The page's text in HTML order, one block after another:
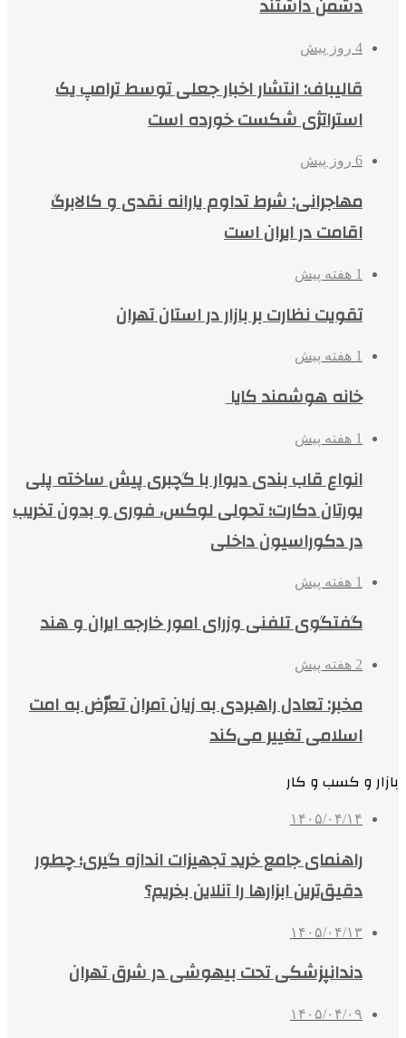
دشمن داشتند
4 روز پیش
قالیباف: انتشار اخبار جعلی توسط ترامپ یک
استراتژی شکست خورده است
6 روز پیش
مهاجرانی: شرط تداوم یارانه نقدی و کالابرگ
اقامت در ایران است
1 هفته پیش
تقویت نظارت بر بازار در استان تهران
1 هفته پیش
خانه هوشمند کایا
1 هفته پیش
انواع قاب بندی دیوار با گچبری پیش ساخته پلی
یورتان دکارت؛ تحولی لوکس، فوری و بدون تخریب
در دکوراسیون داخلی
1 هفته پیش
گفتگوی تلفنی وزرای امور خارجه ایران و هند
2 هفته پیش
مخبر: تعادل راهبردی به زیان آمران تعرّض به امت
اسلامی تغییر می‌کند
بازار و کسب و کار
۱۴۰۵/۰۴/۱۴
راهنمای جامع خرید تجهیزات اندازه گیری؛ چطور
دقیق‌ترین ابزارها را آنلاین بخریم؟
۱۴۰۵/۰۴/۱۳
دندانپزشکی تحت بیهوشی در شرق تهران
۱۴۰۵/۰۴/۰۹